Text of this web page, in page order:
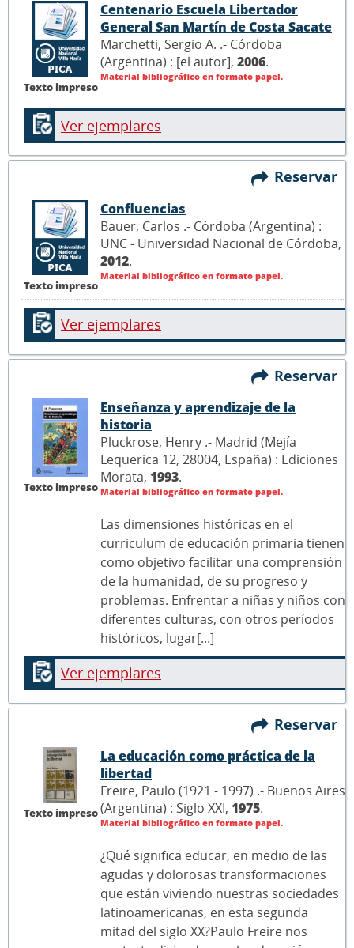
Texto impreso
Centenario Escuela Libertador
General San Martín de Costa Sacate
Marchetti, Sergio A. .- Córdoba
(Argentina) : [el autor], 2006.
Material bibliográfico en formato papel.
Ver ejemplares
Reservar
Texto impreso
Confluencias
Bauer, Carlos .- Córdoba (Argentina) :
UNC - Universidad Nacional de Córdoba,
2012.
Material bibliográfico en formato papel.
Ver ejemplares
Reservar
Texto impreso
Enseñanza y aprendizaje de la
historia
Pluckrose, Henry .- Madrid (Mejía
Lequerica 12, 28004, España) : Ediciones
Morata, 1993.
Material bibliográfico en formato papel.
Las dimensiones históricas en el
curriculum de educación primaria tienen
como objetivo facilitar una comprensión
de la humanidad, de su progreso y
problemas. Enfrentar a niñas y niños con
diferentes culturas, con otros períodos
históricos, lugar[...]
Ver ejemplares
Reservar
Texto impreso
La educación como práctica de la
libertad
Freire, Paulo (1921 - 1997) .- Buenos Aires
(Argentina) : Siglo XXI, 1975.
Material bibliográfico en formato papel.
¿Qué significa educar, en medio de las
agudas y dolorosas transformaciones
que están viviendo nuestras sociedades
latinoamericanas, en esta segunda
mitad del siglo XX?Paulo Freire nos